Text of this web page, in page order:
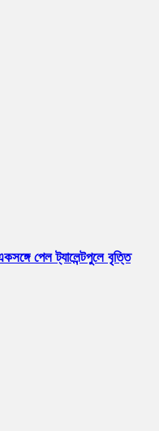
পেল ট্যালেন্টপুলে বৃত্তি